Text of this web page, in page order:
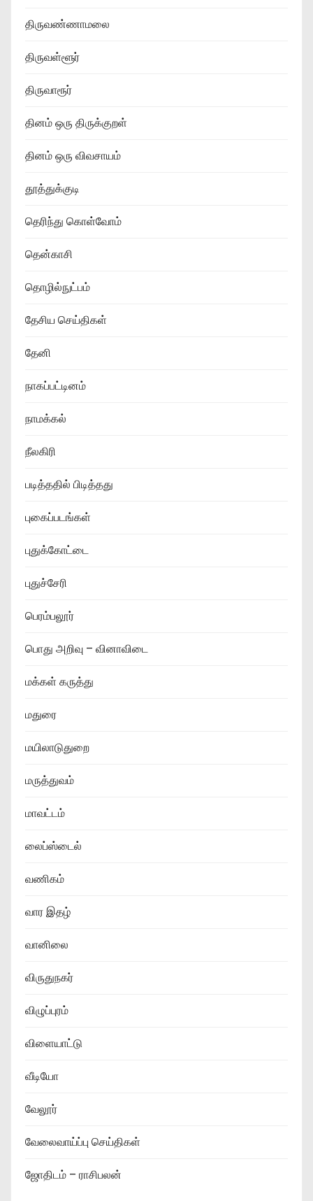
திருவண்ணாமலை
திருவள்ளூர்
திருவாரூர்
தினம் ஒரு திருக்குறள்
தினம் ஒரு விவசாயம்
தூத்துக்குடி
தெரிந்து கொள்வோம்
தென்காசி
தொழில்நுட்பம்
தேசிய செய்திகள்
தேனி
நாகப்பட்டினம்
நாமக்கல்
நீலகிரி
படித்ததில் பிடித்தது
புகைப்படங்கள்
புதுக்கோட்டை
புதுச்சேரி
பெரம்பலூர்
பொது அறிவு – வினாவிடை
மக்கள் கருத்து
மதுரை
மயிலாடுதுறை
மருத்துவம்
மாவட்டம்
லைப்ஸ்டைல்
வணிகம்
வார இதழ்
வானிலை
விருதுநகர்
விழுப்புரம்
விளையாட்டு
வீடியோ
வேலூர்
வேலைவாய்ப்பு செய்திகள்
ஜோதிடம் – ராசிபலன்